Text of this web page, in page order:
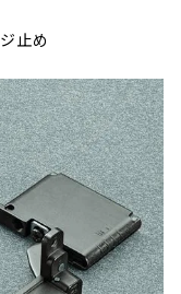
止め